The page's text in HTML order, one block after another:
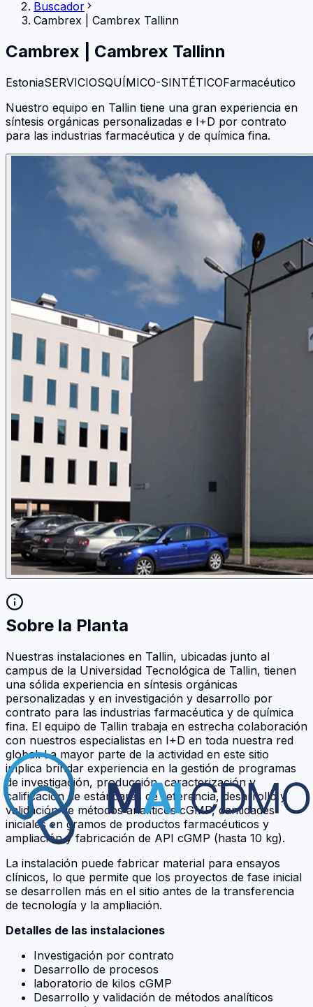
Buscador
Cambrex
Cambrex Tallinn
Cambrex Cambrex Tallinn
EstoniaSERVICIOSQUÍMICO-SINTÉTICOFarmacéutico
Nuestro equipo en Tallin tiene una gran experiencia en
síntesis orgánicas personalizadas e I+D por contrato
para las industrias farmacéutica y de química fina.
Sobre la Planta
Nuestras instalaciones en Tallin, ubicadas junto al
campus de la Universidad Tecnológica de Tallin, tienen
una sólida experiencia en síntesis orgánicas
personalizadas y en investigación y desarrollo por
contrato para las industrias farmacéutica y de química
fina. El equipo de Tallin trabaja en estrecha colaboración
con nuestros especialistas en I+D en toda nuestra red
global. La mayor parte de la actividad en este sitio
implica brindar experiencia en la gestión de programas
de investigación, producción, caracterización y
calificación de estándares de referencia, desarrollo y
validación de métodos analíticos cGMP, cantidades
iniciales en gramos de productos farmacéuticos y
ampliación y fabricación de API cGMP (hasta 10 kg).
La instalación puede fabricar material para ensayos
clínicos, lo que permite que los proyectos de fase inicial
se desarrollen más en el sitio antes de la transferencia
de tecnología y la ampliación.
Detalles de las instalaciones
Investigación por contrato
Desarrollo de procesos
laboratorio de kilos cGMP
Desarrollo y validación de métodos analíticos